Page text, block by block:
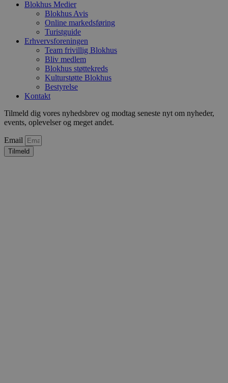
Blokhus Medier
Blokhus Avis
Online markedsføring
Turistguide
Erhvervsforeningen
Team frivillig Blokhus
Bliv medlem
Blokhus støttekreds
Kulturstøtte Blokhus
Bestyrelse
Kontakt
Tilmeld dig vores nyhedsbrev og modtag seneste nyt om nyheder,
events, oplevelser og meget andet.
Email
Tilmeld